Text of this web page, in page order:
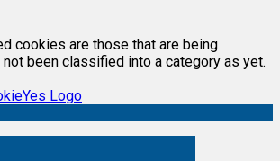
cookies are those that are being
not been classified into a category as yet.